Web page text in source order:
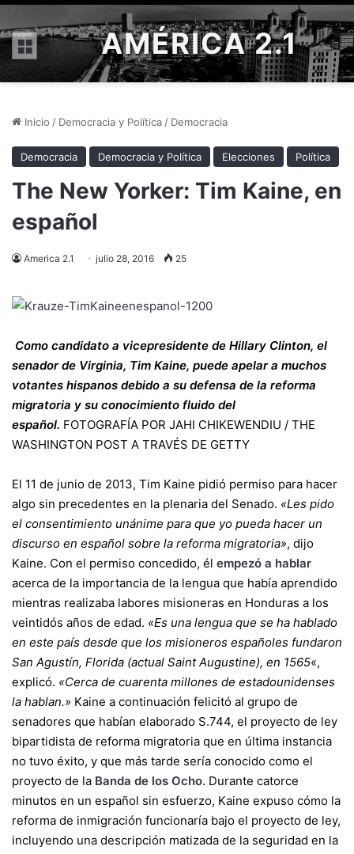
Menú AMÉRICA 2.1
Inicio / Democracia y Política / Democracia
Democracia Democracia y Política Elecciones Política
The New Yorker: Tim Kaine, en
español
America 2.1 julio 28, 2016 25
Como candidato a vicepresidente de Hillary Clinton, el
senador de Virginia, Tim Kaine, puede apelar a muchos
votantes hispanos debido a su defensa de la reforma
migratoria y su conocimiento fluido del
español. FOTOGRAFÍA POR JAHI CHIKEWENDIU / THE
WASHINGTON POST A TRAVÉS DE GETTY
El 11 de junio de 2013, Tim Kaine pidió permiso para hacer
algo sin precedentes en la plenaria del Senado. «Les pido
el consentimiento unánime para que yo pueda hacer un
discurso en español sobre la reforma migratoria», dijo
Kaine. Con el permiso concedido, él empezó a hablar
acerca de la importancia de la lengua que había aprendido
mientras realizaba labores misioneras en Honduras a los
veintidós años de edad. «Es una lengua que se ha hablado
en este país desde que los misioneros españoles fundaron
San Agustín, Florida (actual Saint Augustine), en 1565«,
explicó. «Cerca de cuarenta millones de estadounidenses
la hablan.» Kaine a continuación felicitó al grupo de
senadores que habían elaborado S.744, el proyecto de ley
bipartidista de reforma migratoria que en última instancia
no tuvo éxito, y que más tarde sería conocido como el
proyecto de la Banda de los Ocho. Durante catorce
minutos en un español sin esfuerzo, Kaine expuso cómo la
reforma de inmigración funcionaría bajo el proyecto de ley,
incluyendo una descripción matizada de la seguridad en la